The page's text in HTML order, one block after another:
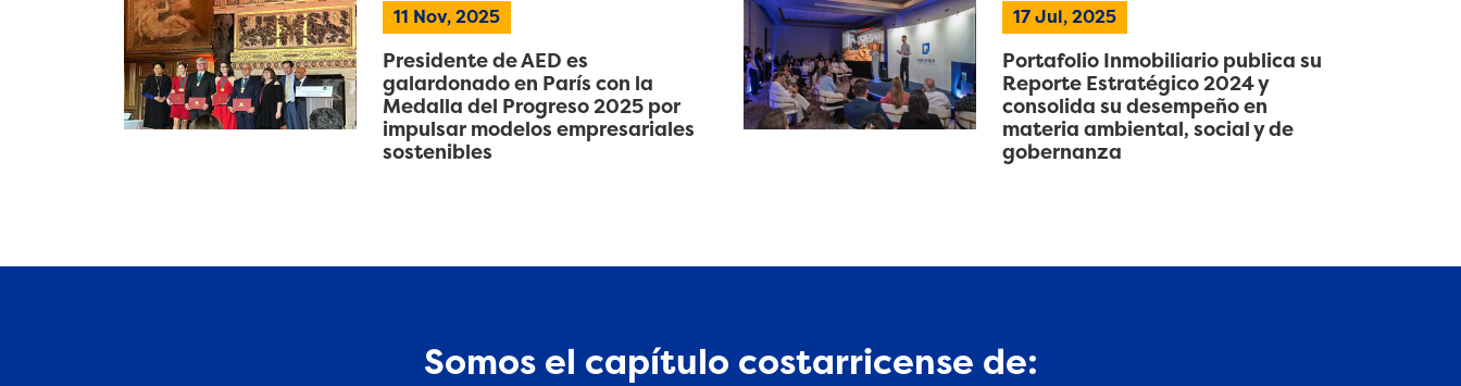
11 Nov, 2025
Presidente de AED es
galardonado en París con la
Medalla del Progreso 2025 por
impulsar modelos empresariales
sostenibles
17 Jul, 2025
Portafolio Inmobiliario publica su
Reporte Estratégico 2024 y
consolida su desempeño en
materia ambiental, social y de
gobernanza
Somos el capítulo costarricense de: